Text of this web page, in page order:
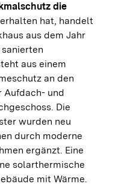
die
erhalten hat, handelt
aus dem Jahr
sanierten
aus einem
an den
Aufdach- und
Die
wurden neu
durch moderne
ergänzt. Eine
solarthermische
mit Wärme.